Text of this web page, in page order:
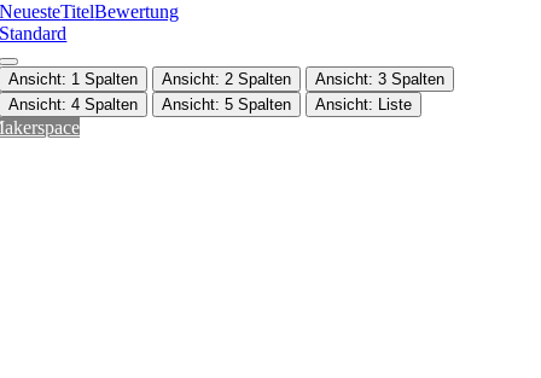
NeuesteTitelBewertung
Standard
Ansicht: 1 Spalten Ansicht: 2 Spalten
Ansicht: 3 Spalten
Ansicht: 4 Spalten
Ansicht: 5 Spalten Ansicht: Liste